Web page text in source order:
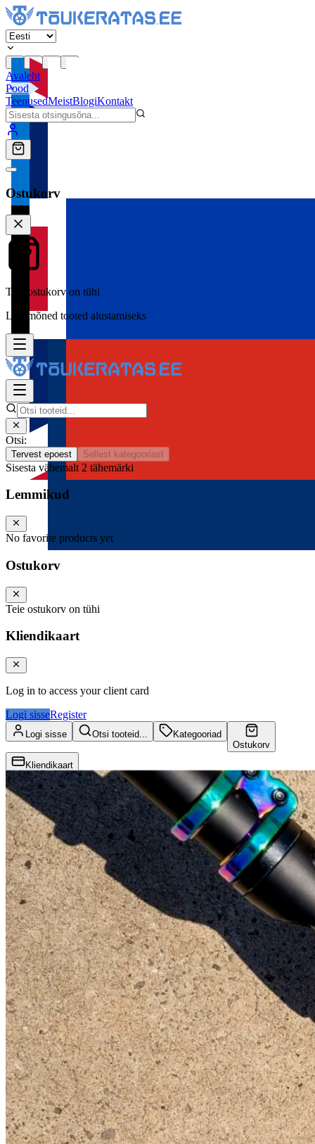
Avaleht
Pood
TeenusedMeistBlogiKontakt
Ostukorv
Teie ostukorv on tühi
Lisa mõned tooted alustamiseks
Otsi:
Tervest epoest Sellest kategooriast
Sisesta vähemalt 2 tähemärki
Lemmikud
No favorite products yet
Ostukorv
Teie ostukorv on tühi
Kliendikaart
Log in to access your client card
Logi sisseRegister
Logi sisse Otsi tooteid...
Kategooriad
Ostukorv
Kliendikaart